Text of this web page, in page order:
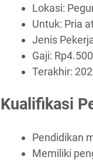
Lokasi:
Untuk: Pria
Jenis
Gaji: Rp
Terakhir:
Kualifikasi
Pendidikan
Memiliki